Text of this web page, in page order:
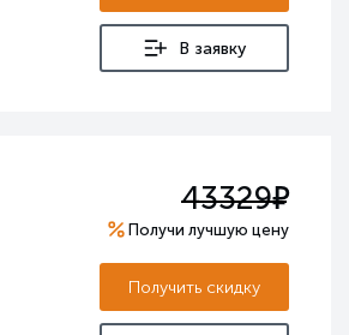
В заявку
43329е
Получи лучшую цену
Получить скидку